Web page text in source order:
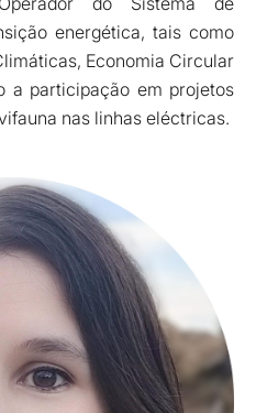
energética, tais como
Economia Circular
a participação em projetos
nas linhas eléctricas.